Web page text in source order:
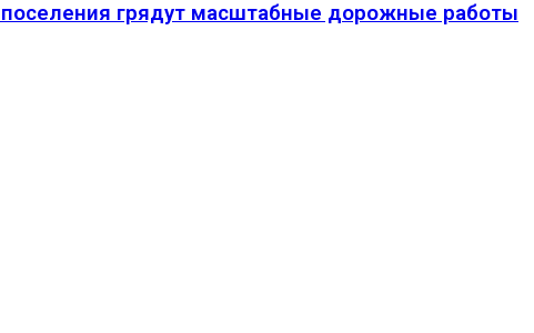
поселения грядут масштабные дорожные работы